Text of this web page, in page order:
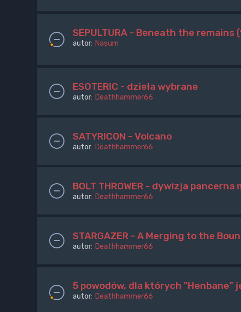
SEPULTURA - Beneath the remains
autor: Nasum
ESOTERIC - dzieła wybrane
autor: Deathhammer66
SATYRICON - Volcano
autor: Deathhammer66
BOLT THROWER - dywizja
autor: Deathhammer66
STARGAZER - A Merging to the
autor: Deathhammer66
5 powodów, dla których "Henbane"
autor: Deathhammer66